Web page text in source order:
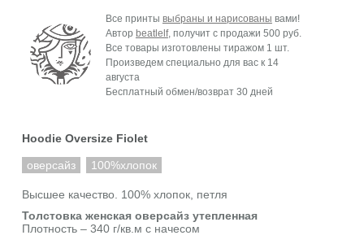
Все принты выбраны и нарисованы вами!
Автор beatlelf, получит с продажи 500 руб.
Все товары изготовлены тиражом 1 шт.
Произведем специально для вас к 14
августа
Бесплатный обмен/возврат 30 дней
Hoodie Oversize Fiolet
оверсайз 100%хлопок
Высшее качество. 100% хлопок, петля
Толстовка женская оверсайз утепленная
Плотность – 340 г/кв.м с начесом